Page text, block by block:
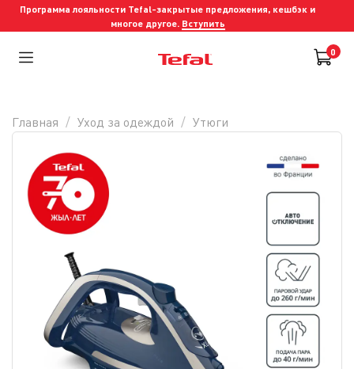
Программа лояльности Tefal-закрытые предложения, кешбэк и
многое другое. Вступить
0
Главная Уход за одеждой Утюги